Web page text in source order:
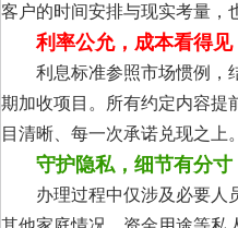
客户的时间安排与现实考量，
利率公允，成本看得见
利息标准参照市场惯例，
期加收项目。所有约定内容提
目清晰、每一次承诺兑现之上。
守护隐私，细节有分寸
办理过程中仅涉及必要人